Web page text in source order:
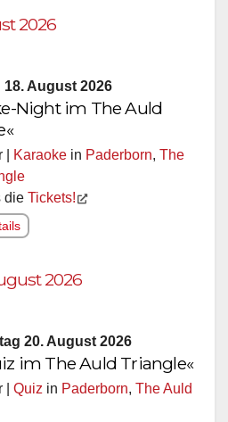
2026
18. August 2026
Night im The Auld
| Karaoke in Paderborn, The
die Tickets!
2026
20. August 2026
im The Auld Triangle«
| Quiz in Paderborn, The Auld